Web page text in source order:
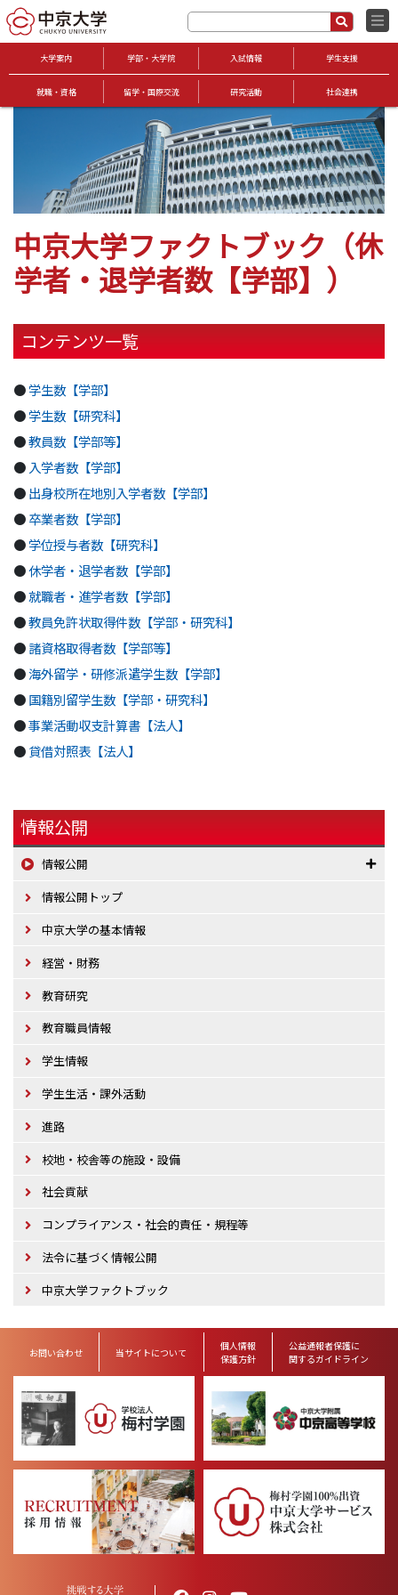
大学案内 学部・大学院 入試情報 学生支援
就職・資格 留学・国際交流 研究活動 社会連携
中京大学ファクトブック（休
学者・退学者数【学部】）
コンテンツ一覧
●学生数【学部】
●学生数【研究科】
●教員数【学部等】
● 入学者数【学部】
●出身校所在地別入学者数【学部】
●卒業者数【学部】
●学位授与者数【研究科】
●休学者・退学者数【学部】
●就職者・進学者数【学部】
●教員免許状取得件数【学部・研究科】
●諸資格取得者数【学部等】
●海外留学・研修派遣学生数【学部】
●国籍別留学生数【学部・研究科】
●事業活動収支計算書【法人】
●貸借対照表【法人】
情報公開
情報公開
情報公開トップ
中京大学の基本情報
経営・財務
教育研究
教育職員情報
学生情報
学生生活・課外活動
進路
校地・校舎等の施設・設備
社会貢献
コンプライアンス・社会的責任・規程等
法令に基づく情報公開
中京大学ファクトブック
お問い合わせ 当サイトについて
個人情報
保護方針
公益通報者保護に
関するガイドライン